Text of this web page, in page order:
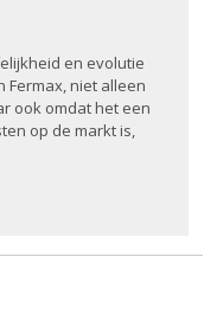
en evolutie
Fermax, niet alleen
ook omdat het een
op de markt is,